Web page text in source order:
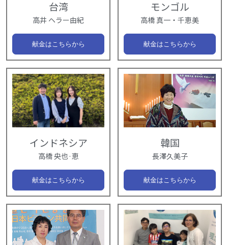
台湾
高井 ヘラー由紀
献金はこちらから
モンゴル
高橋 真一・千恵美
献金はこちらから
インドネシア
高橋 央也·恵
献金はこちらから
韓国
長澤久美子
献金はこちらから